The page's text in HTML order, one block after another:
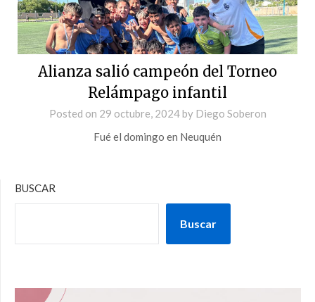
Alianza salió campeón del Torneo
Relámpago infantil
Posted on 29 octubre, 2024by Diego Soberon
Fué el domingo en Neuquén
BUSCAR
Buscar